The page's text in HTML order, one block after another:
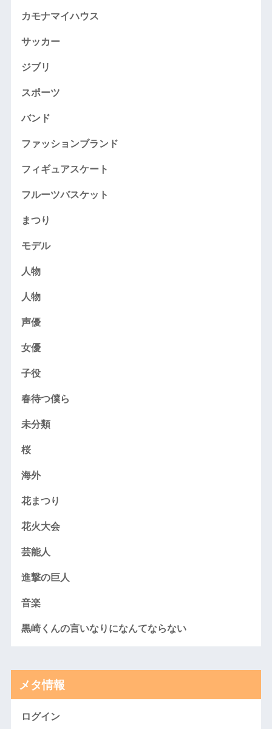
カモナマイハウス
サッカー
ジブリ
スポーツ
バンド
ファッションブランド
フィギュアスケート
フルーツバスケット
まつり
モデル
人物
人物
声優
女優
子役
春待つ僕ら
未分類
桜
海外
花まつり
花火大会
芸能人
進撃の巨人
音楽
黒崎くんの言いなりになんてならない
メタ情報
ログイン